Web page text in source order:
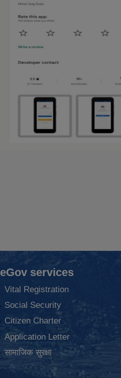
eGov services
Vital Registration
Social Security
Citizen Charter
Application Letter
सामाजिक सुरक्षा